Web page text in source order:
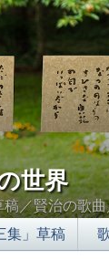
世界
稿／賢治の歌
集」草稿